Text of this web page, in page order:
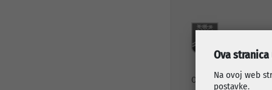
Općina Centar
Ova
Na ovoj web
postavke.